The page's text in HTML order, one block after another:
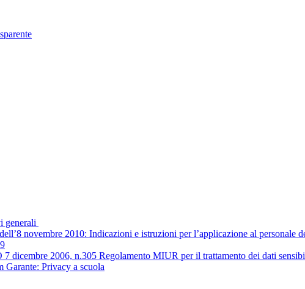
generali
novembre 2010: Indicazioni e istruzioni per l’applicazione al
dicembre 2006, n.305 Regolamento MIUR per il trattamento dei dati
Garante: Privacy a scuola